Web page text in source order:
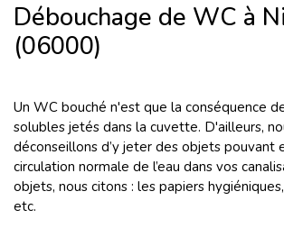
Débouchage de WC à
(06000)
Un WC bouché n'est que la conséquence
solubles jetés dans la cuvette. D'ailleurs,
déconseillons d’y jeter des objets pouvant
circulation normale de l’eau dans vos
objets, nous citons : les papiers
etc.